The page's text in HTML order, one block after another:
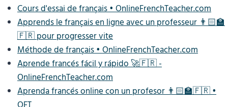
Cours d'essai de français • OnlineFrenchTeacher.com
Apprends le français en ligne avec un professeur 👨🏻‍🏫
🇫🇷 pour progresser vite
Méthode de français • OnlineFrenchTeacher.com
Aprende francés fácil y rápido 🚀🇫🇷 -
OnlineFrenchTeacher.com
Aprenda francés online con un profesor 👨🏻‍🏫🇫🇷 •